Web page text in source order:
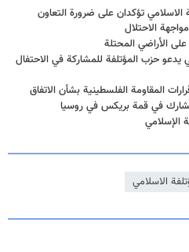
تؤكدان على ضرورة التعاون
الاحتلال
الأراضي المحتلة
يدعو حزب المؤتلفة للمشاركة في الاحتفال
المقاومة الفلسطينية بشأن الاتفاق
في قمة بريكس في روسيا
الإسلامي
الاسلامي